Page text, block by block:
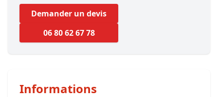
Demander un devis
06 80 62 67 78
Informations